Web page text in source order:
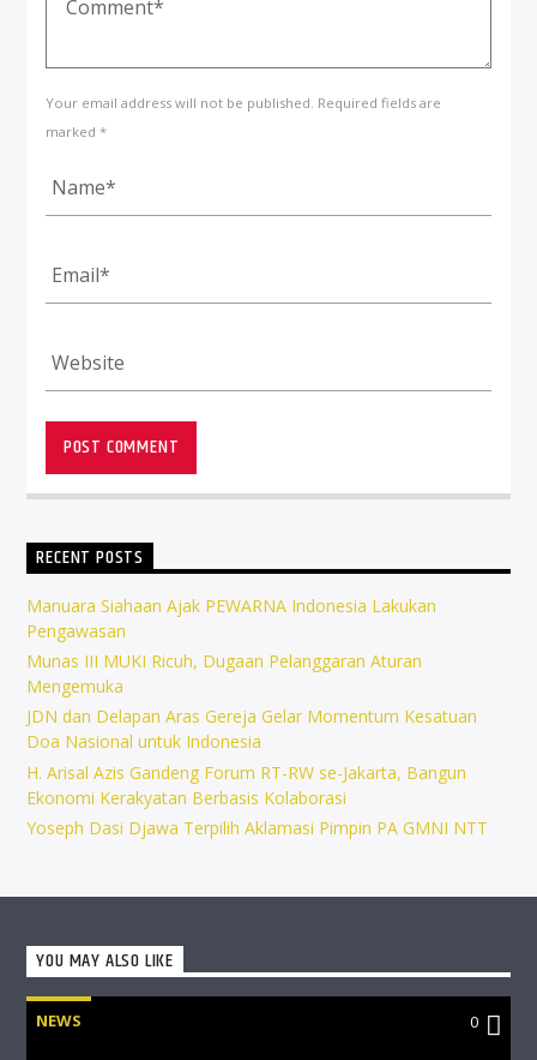
Your email address will not be published. Required fields are
marked *
RECENT POSTS
Manuara Siahaan Ajak PEWARNA Indonesia Lakukan
Pengawasan
Munas III MUKI Ricuh, Dugaan Pelanggaran Aturan
Mengemuka
JDN dan Delapan Aras Gereja Gelar Momentum Kesatuan
Doa Nasional untuk Indonesia
H. Arisal Azis Gandeng Forum RT-RW se-Jakarta, Bangun
Ekonomi Kerakyatan Berbasis Kolaborasi
Yoseph Dasi Djawa Terpilih Aklamasi Pimpin PA GMNI NTT
YOU MAY ALSO LIKE
NEWS 0